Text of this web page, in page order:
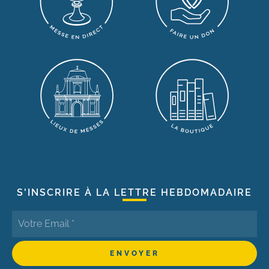
S'INSCRIRE À LA LETTRE HEBDOMADAIRE